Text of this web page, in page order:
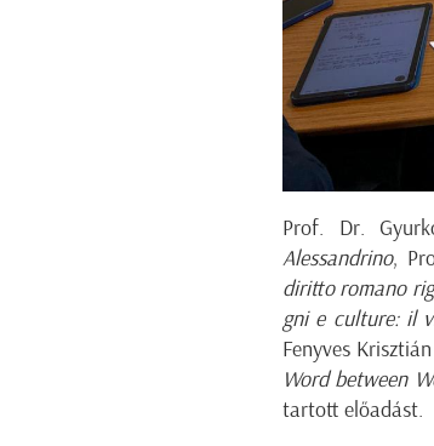
Prof. Dr.
Alessandrino,
diritto romano
gni e culture: il
Fenyves
Word between
tartott előadást.